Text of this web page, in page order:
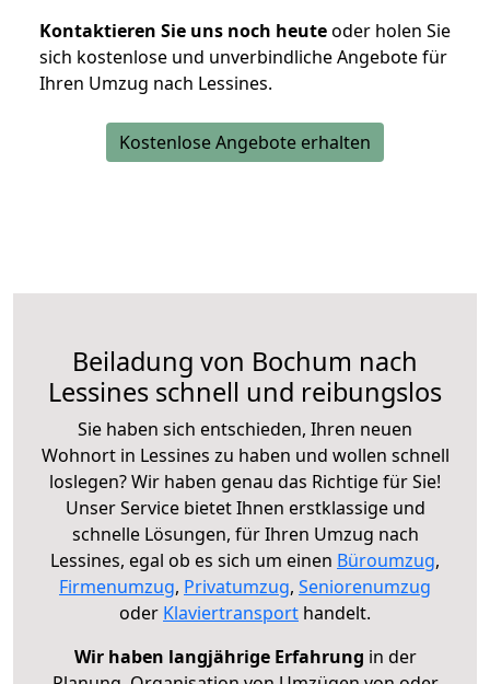
Kontaktieren Sie uns noch heuteoder holen Sie
sich kostenlose und unverbindliche Angebote für
Ihren Umzug nach Lessines.
Kostenlose Angebote erhalten
Beiladung von Bochum nach
Lessines schnell und reibungslos
Sie haben sich entschieden, Ihren neuen
Wohnort in Lessines zu haben und wollen schnell
loslegen? Wir haben genau das Richtige für Sie!
Unser Service bietet Ihnen erstklassige und
schnelle Lösungen, für Ihren Umzug nach
Lessines, egal ob es sich um einen Büroumzug,
Firmenumzug, Privatumzug, Seniorenumzug
oder Klaviertransport handelt.
Wir haben langjährige Erfahrung in der